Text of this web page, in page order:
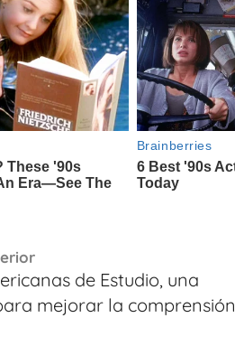
de Estudio, una
mejorar la comprensión